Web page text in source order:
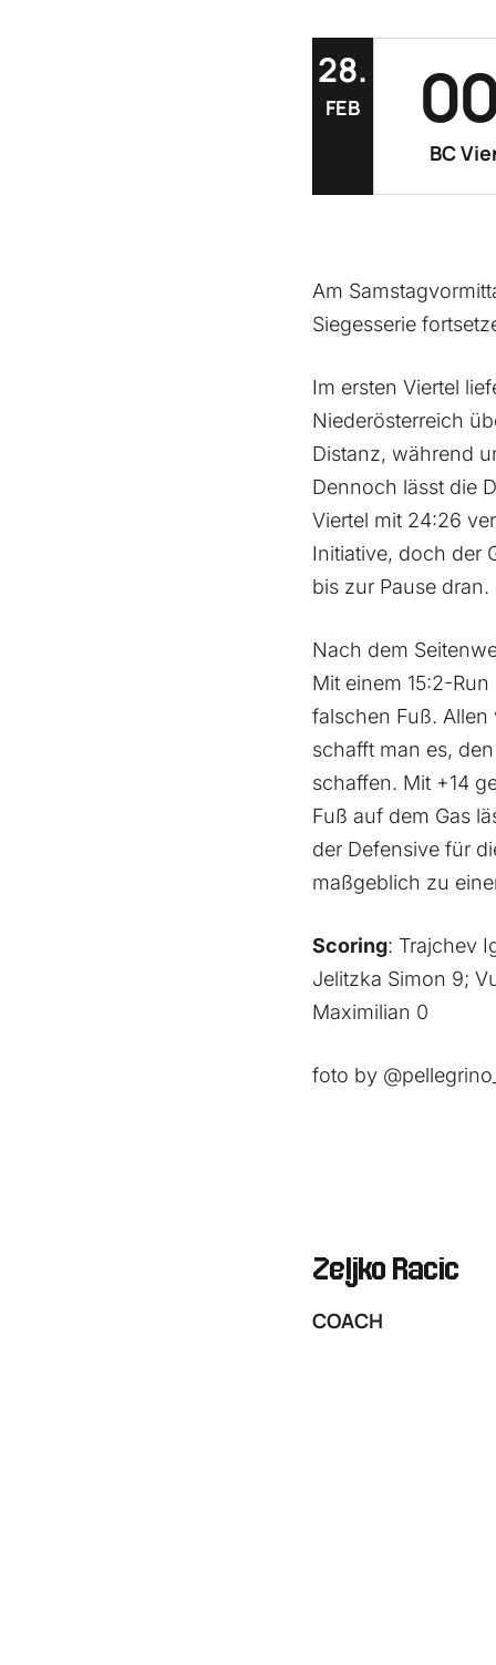
28.
FEB
0
1
3
4
5
6
7
8
9
0
1
3
5
7
9
BC
Am
Siegesserie
Im ersten Viertel
Niederösterreich
Distanz, während
Dennoch lässt die
Viertel mit 24:26
Initiative, doch der
bis zur Pause
Nach dem
Mit einem 15:2-
falschen Fuß.
schafft man es,
schaffen. Mit +14
Fuß auf dem Gas
der Defensive für
maßgeblich zu
Scoring: Trajchev
Jelitzka Simon 9;
Maximilian 0
foto by
Zeljko Racic
COACH